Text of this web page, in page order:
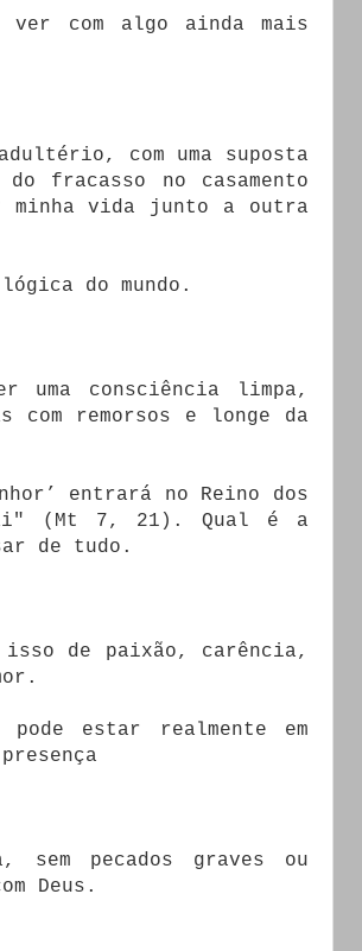
ver com algo ainda mais
com uma suposta
fracasso no casamento
vida junto a outra
do mundo.
consciência limpa,
remorsos e longe da
entrará no Reino dos
(Mt 7, 21). Qual é a
de tudo.
isso de paixão, carência,
estar realmente em
sem pecados graves ou
Deus.